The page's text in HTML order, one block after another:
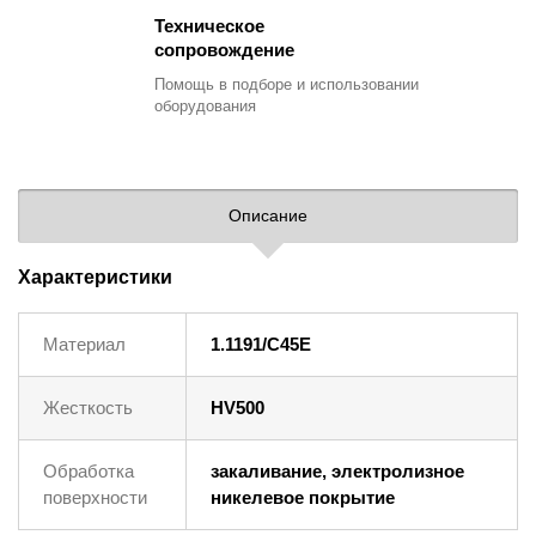
Техническое
сопровождение
Помощь в подборе и использовании
оборудования
Описание
Характеристики
Материал 1.1191/C45E
Жесткость HV500
Обработка
поверхности
закаливание, электролизное
никелевое покрытие